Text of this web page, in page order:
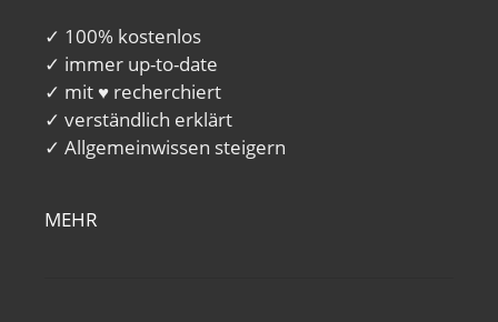
✓ 100% kostenlos
✓ immer up-to-date
✓ mit ♥ recherchiert
✓ verständlich erklärt
✓ Allgemeinwissen steigern
MEHR